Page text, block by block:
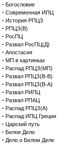
· Богословие
· Современная ИПЦ
· История РПЦЗ
· РПЦЗ(В)
· РосПЦ
· Развал РосПЦ(Д)
· Апостасия
· МП в картинках
· Распад РПЦЗ(МП)
· Развал РПЦЗ(В-В)
· Развал РПЦЗ(В-А)
· Развал РИПЦ
· Развал РПАЦ
· Распад РПЦЗ(А)
· Распад ИПЦ Греции
· Царский путь
· Белое Дело
· Дело о Белом Деле